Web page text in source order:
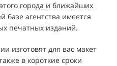
города и ближайших
базе агентства имеется
печатных изданий.
изготовят для вас макет
в короткие сроки